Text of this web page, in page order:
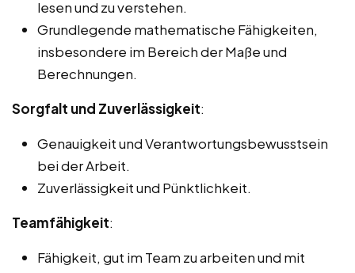
lesen und zu verstehen.
Grundlegende mathematische Fähigkeiten,
insbesondere im Bereich der Maße und
Berechnungen.
Sorgfalt und Zuverlässigkeit:
Genauigkeit und Verantwortungsbewusstsein
bei der Arbeit.
Zuverlässigkeit und Pünktlichkeit.
Teamfähigkeit:
Fähigkeit, gut im Team zu arbeiten und mit